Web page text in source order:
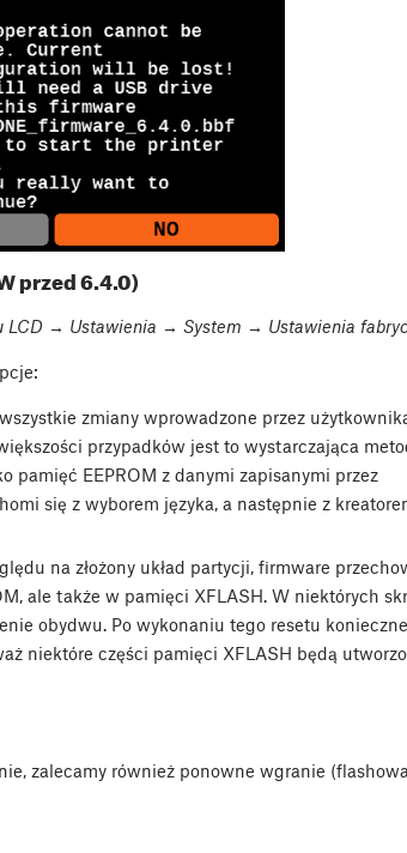
przed 6.4.0)
LCD → Ustawienia → System → Ustawienia
zmiany wprowadzone przez
przypadków jest to wystarczająca
pamięć EEPROM z danymi zapisanymi przez
się z wyborem języka, a następnie z
na złożony układ partycji, firmware
ale także w pamięci XFLASH. W niektórych
obydwu. Po wykonaniu tego resetu
niektóre części pamięci XFLASH będą
zalecamy również ponowne wgranie